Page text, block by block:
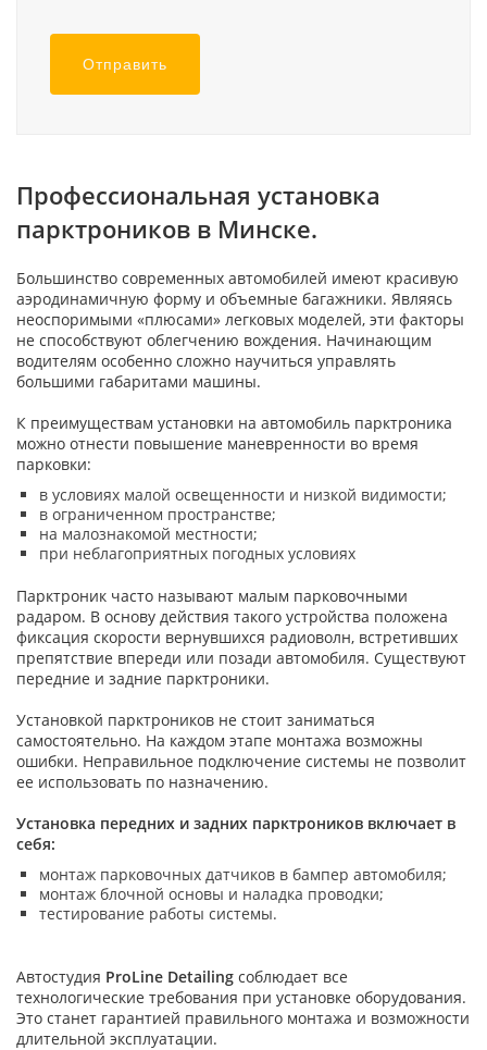
Отправить
Профессиональная установка
парктроников в Минске.
Большинство современных автомобилей имеют красивую
аэродинамичную форму и объемные багажники. Являясь
неоспоримыми «плюсами» легковых моделей, эти факторы
не способствуют облегчению вождения. Начинающим
водителям особенно сложно научиться управлять
большими габаритами машины.
К преимуществам установки на автомобиль парктроника
можно отнести повышение маневренности во время
парковки:
в условиях малой освещенности и низкой видимости;
в ограниченном пространстве;
на малознакомой местности;
при неблагоприятных погодных условиях
Парктроник часто называют малым парковочными
радаром. В основу действия такого устройства положена
фиксация скорости вернувшихся радиоволн, встретивших
препятствие впереди или позади автомобиля. Существуют
передние и задние парктроники.
Установкой парктроников не стоит заниматься
самостоятельно. На каждом этапе монтажа возможны
ошибки. Неправильное подключение системы не позволит
ее использовать по назначению.
Установка передних и задних парктроников включает в
себя:
монтаж парковочных датчиков в бампер автомобиля;
монтаж блочной основы и наладка проводки;
тестирование работы системы.
Автостудия ProLine Detailing соблюдает все
технологические требования при установке оборудования.
Это станет гарантией правильного монтажа и возможности
длительной эксплуатации.